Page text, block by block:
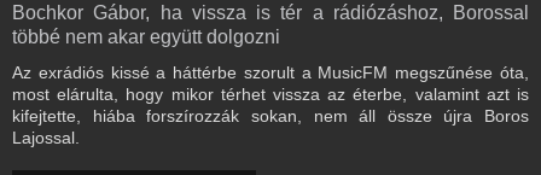
Bochkor Gábor, ha vissza is tér a rádiózáshoz, Borossal
többé nem akar együtt dolgozni
Az exrádiós kissé a háttérbe szorult a MusicFM megszűnése óta,
most elárulta, hogy mikor térhet vissza az éterbe, valamint azt is
kifejtette, hiába forszírozzák sokan, nem áll össze újra Boros
Lajossal.